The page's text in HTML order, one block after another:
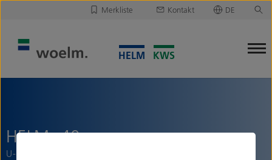
Merkliste Kontakt DE
HELM -40
U-Profil, gelocht